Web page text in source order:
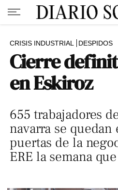
CRISIS INDUSTRIAL DESPIDOS
Cierre
en Eskiroz
655 trabajadores
navarra se
puertas de la
ERE la semana